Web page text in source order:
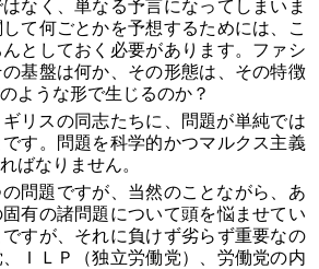
なく、単なる予言になってしまいま
て何ごとかを予想するためには、こ
としておく必要があります。ファシ
基盤は何か、その形態は、その特徴
ような形で生じるのか？
リスの同志たちに、問題が単純では
す。問題を科学的かつマルクス主義
ばなりません。
問題ですが、当然のことながら、あ
有の諸問題について頭を悩ませてい
すが、それに負けず劣らず重要なの
ＩＬＰ（独立労働党）、労働党の内